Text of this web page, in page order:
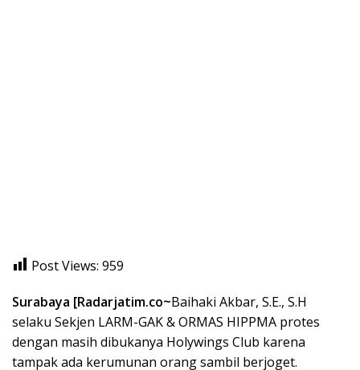
Post Views: 959
Surabaya [Radarjatim.co~Baihaki Akbar, S.E., S.H
selaku Sekjen LARM-GAK & ORMAS HIPPMA protes
dengan masih dibukanya Holywings Club karena
tampak ada kerumunan orang sambil berjoget.